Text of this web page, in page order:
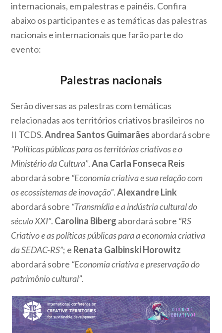
internacionais, em palestras e painéis. Confira
abaixo os participantes e as temáticas das palestras
nacionais e internacionais que farão parte do
evento:
Palestras nacionais
Serão diversas as palestras com temáticas
relacionadas aos territórios criativos brasileiros no
II TCDS.Andrea Santos Guimarães abordará sobre
“Políticas públicas para os territórios criativos e o
Ministério da Cultura”.Ana Carla Fonseca Reis
abordará sobre “Economia criativa e sua relação com
os ecossistemas de inovação”.Alexandre Link
abordará sobre “Transmídia e a indústria cultural do
século XXI”. Carolina Biberg abordará sobre “RS
Criativo e as políticas públicas para a economia criativa
da SEDAC-RS”; e Renata Galbinski Horowitz
abordará sobre “Economia criativa e preservação do
patrimônio cultural”.